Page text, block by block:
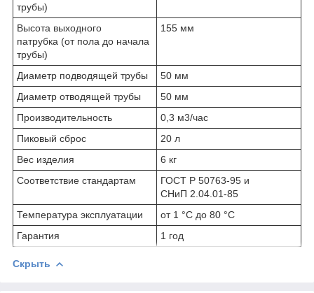
трубы)
Высота выходного
патрубка (от пола до начала
трубы)
155 мм
Диаметр подводящей трубы
50 мм
Диаметр отводящей трубы
50 мм
Производительность
0,3 м3/час
Пиковый сброс
20 л
Вес изделия
6 кг
Соответствие стандартам
ГОСТ Р 50763-95 и
СНиП 2.04.01-85
Температура эксплуатации
от 1 °С до 80 °С
Гарантия
1 год
Скрыть